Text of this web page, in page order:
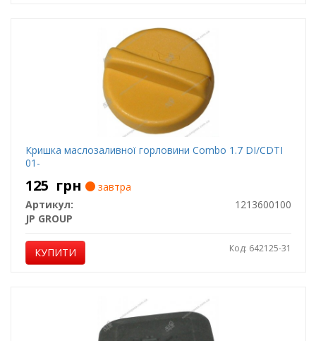
Кришка маслозаливної горловини Combo 1.7 DI/CDTI
01-
125 грн
завтра
Артикул:
1213600100
JP GROUP
КУПИТИ Код: 642125-31